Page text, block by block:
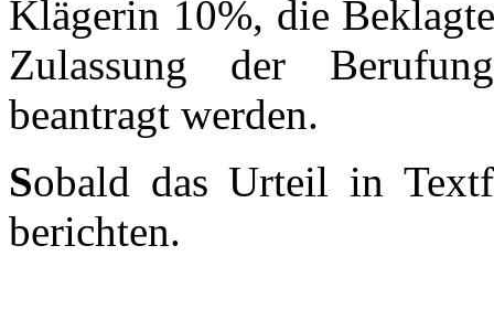
Klägerin 10%, die
Zulassung der
beantragt werden.
Sobald das Urteil in
berichten.